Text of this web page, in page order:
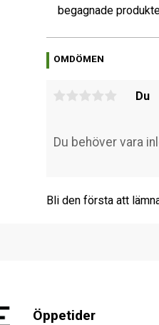
begagnade
OMDÖMEN
Du
Bli den första att
Öppetider